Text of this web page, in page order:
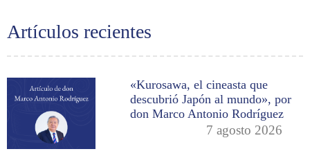
Artículos recientes
«Kurosawa, el cineasta que
descubrió Japón al mundo», por
don Marco Antonio Rodríguez
7 agosto 2026